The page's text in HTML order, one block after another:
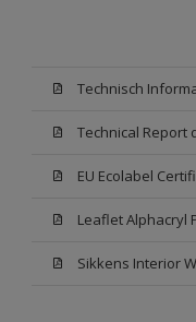
EU Ecolabel
Leaflet Alphacryl